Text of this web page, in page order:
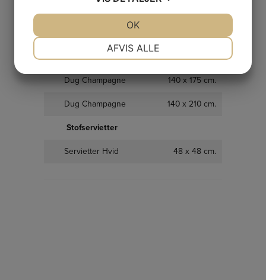
Dug Bordeaux 140 x 210 cm.
Dug Champagne 140 x 175 cm.
Dug Champagne 140 x 210 cm.
Stofservietter
Servietter Hvid 48 x 48 cm.
MARKETING STATISTIK
AFVIS ALLE
OK